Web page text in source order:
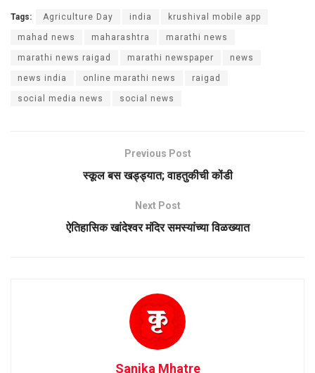
Tags: Agriculture Day india krushival mobile app
mahad news maharashtra marathi news
marathi news raigad marathi newspaper news
news india online marathi news raigad
social media news social news
Previous Post
स्कूल बस खड्ड्यात; वाहतुकीची कोंडी
Next Post
ऐतिहासिक खांदेश्वर मंदिर समस्यांच्या विळख्यात
Sanika Mhatre